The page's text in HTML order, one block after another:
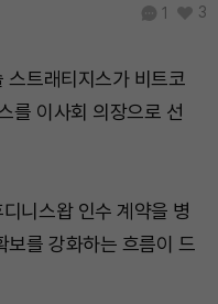
1 3
스트래티지스가 비트코
를 이사회 의장으로 선
니스왑 인수 계약을 병
보를 강화하는 흐름이 드